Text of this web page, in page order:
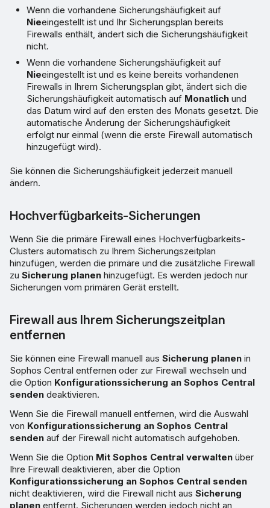
Wenn die vorhandene Sicherungshäufigkeit auf
Nieeingestellt ist und Ihr Sicherungsplan bereits
Firewalls enthält, ändert sich die Sicherungshäufigkeit
nicht.
Wenn die vorhandene Sicherungshäufigkeit auf
Nieeingestellt ist und es keine bereits vorhandenen
Firewalls in Ihrem Sicherungsplan gibt, ändert sich die
Sicherungshäufigkeit automatisch auf Monatlich und
das Datum wird auf den ersten des Monats gesetzt. Die
automatische Änderung der Sicherungshäufigkeit
erfolgt nur einmal (wenn die erste Firewall automatisch
hinzugefügt wird).
Sie können die Sicherungshäufigkeit jederzeit manuell
ändern.
Hochverfügbarkeits-Sicherungen
Wenn Sie die primäre Firewall eines Hochverfügbarkeits-
Clusters automatisch zu Ihrem Sicherungszeitplan
hinzufügen, werden die primäre und die zusätzliche Firewall
zu Sicherung planen hinzugefügt. Es werden jedoch nur
Sicherungen vom primären Gerät erstellt.
Firewall aus Ihrem Sicherungszeitplan
entfernen
Sie können eine Firewall manuell aus Sicherung planen in
Sophos Central entfernen oder zur Firewall wechseln und
die Option Konfigurationssicherung an Sophos Central
senden deaktivieren.
Wenn Sie die Firewall manuell entfernen, wird die Auswahl
von Konfigurationssicherung an Sophos Central
senden auf der Firewall nicht automatisch aufgehoben.
Wenn Sie die Option Mit Sophos Central verwalten über
Ihre Firewall deaktivieren, aber die Option
Konfigurationssicherung an Sophos Central senden
nicht deaktivieren, wird die Firewall nicht aus Sicherung
planen entfernt. Sicherungen werden jedoch nicht an